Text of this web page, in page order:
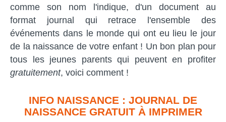
comme son nom l'indique, d'un document au
format journal qui retrace l'ensemble des
événements dans le monde qui ont eu lieu le jour
de la naissance de votre enfant ! Un bon plan pour
tous les jeunes parents qui peuvent en profiter
gratuitement, voici comment !
INFO NAISSANCE : JOURNAL DE
NAISSANCE GRATUIT À IMPRIMER